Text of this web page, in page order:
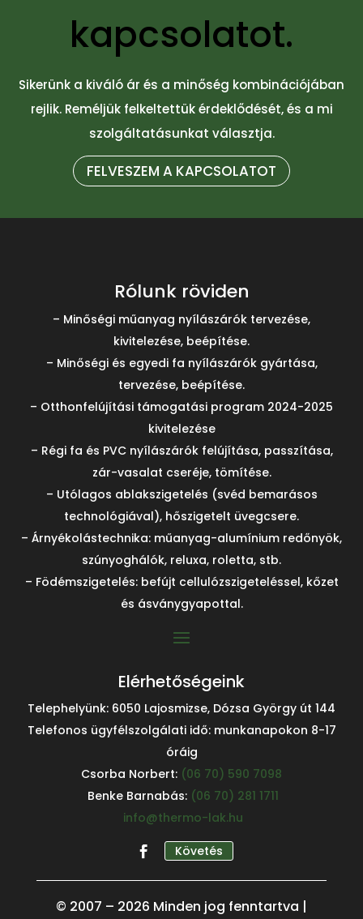
kapcsolatot.
Sikerünk a kiváló ár és a minőség kombinációjában
rejlik. Reméljük felkeltettük érdeklődését, és a mi
szolgáltatásunkat választja.
FELVESZEM A KAPCSOLATOT
Rólunk röviden
– Minőségi műanyag nyílászárók tervezése,
kivitelezése, beépítése.
– Minőségi és egyedi fa nyílászárók gyártása,
tervezése, beépítése.
– Otthonfelújítási támogatási program 2024-2025
kivitelezése
– Régi fa és PVC nyílászárók felújítása, passzítása,
zár-vasalat cseréje, tömítése.
– Utólagos ablakszigetelés (svéd bemarásos
technológiával), hőszigetelt üvegcsere.
– Árnyékolástechnika: műanyag-alumínium redőnyök,
szúnyoghálók, reluxa, roletta, stb.
– Födémszigetelés: befújt cellulózszigeteléssel, kőzet
és ásványgyapottal.
Elérhetőségeink
Telephelyünk: 6050 Lajosmizse, Dózsa György út 144
Telefonos ügyfélszolgálati idő: munkanapokon 8-17
óráig
Csorba Norbert: (06 70) 590 7098
Benke Barnabás: (06 70) 281 1711
info@thermo-lak.hu
Követés
© 2007 – 2026 Minden jog fenntartva |